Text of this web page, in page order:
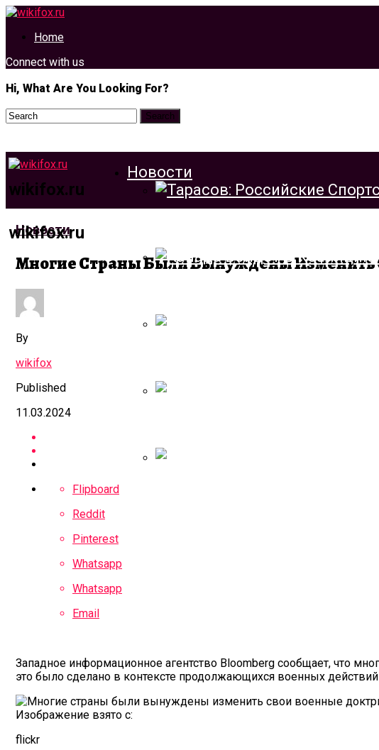
Home
Connect with us
Hi, What Are You Looking For?
wikifox.ru
wikifox.ru
Новости
Новости
Многие Страны Были Вынуждены Изменить
By
wikifox
Published
11.03.2024
Flipboard
Reddit
Pinterest
Whatsapp
Whatsapp
Email
Западное информационное агентство Bloomberg сообщает, что
это было сделано в контексте продолжающихся военных
Изображение взято с:
flickr